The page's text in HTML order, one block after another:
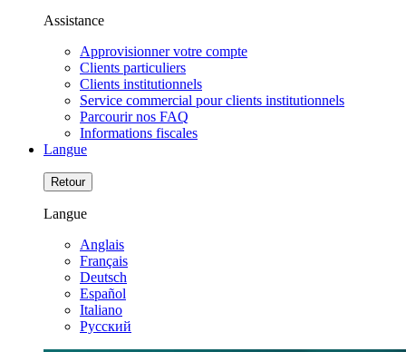
Assistance
Approvisionner votre compte
Clients particuliers
Clients institutionnels
Service commercial pour clients institutionnels
Parcourir nos FAQ
Informations fiscales
Langue
Retour
Langue
Anglais
Français
Deutsch
Español
Italiano
Pусский